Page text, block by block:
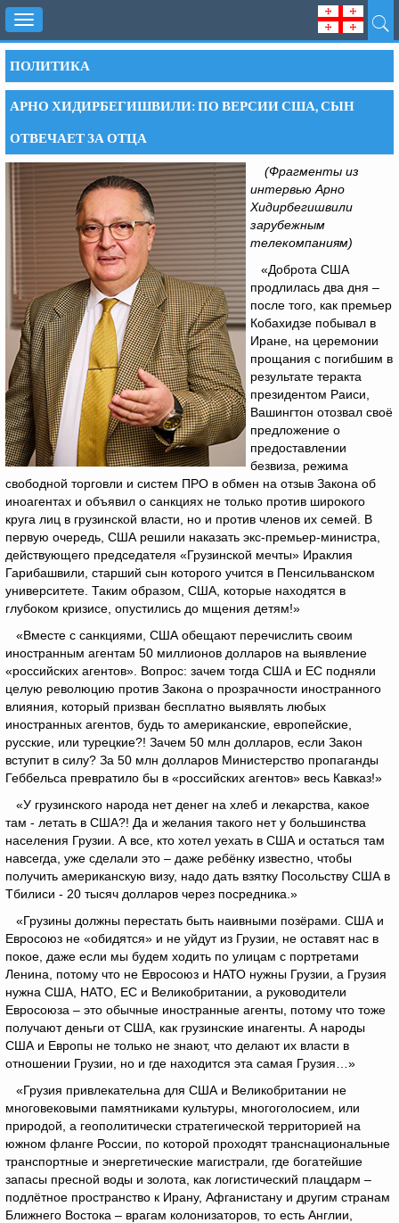
Toggle
navigation
ПОЛИТИКА
АРНО ХИДИРБЕГИШВИЛИ: ПО ВЕРСИИ США, СЫН
ОТВЕЧАЕТ ЗА ОТЦА
(Фрагменты из
интервью Арно
Хидирбегишвили
зарубежным
телекомпаниям)
«Доброта США
продлилась два дня –
после того, как премьер
Кобахидзе побывал в
Иране, на церемонии
прощания c погибшим в
результате теракта
президентом Раиси,
Вашингтон отозвал своё
предложение о
предоставлении
безвиза, режима
свободной торговли и систем ПРО в обмен на отзыв Закона об
иноагентах и объявил о санкциях не только против широкого
круга лиц в грузинской власти, но и против членов их семей. В
первую очередь, США решили наказать экс-премьер-министра,
действующего председателя «Грузинской мечты» Ираклия
Гарибашвили, старший сын которого учится в Пенсильванском
университете. Таким образом, США, которые находятся в
глубоком кризисе, опустились до мщения детям!»
«Вместе с санкциями, США обещают перечислить своим
иностранным агентам 50 миллионов долларов на выявление
«российских агентов». Вопрос: зачем тогда США и ЕС подняли
целую революцию против Закона о прозрачности иностранного
влияния, который призван бесплатно выявлять любых
иностранных агентов, будь то американские, европейские,
русские, или турецкие?! Зачем 50 млн долларов, если Закон
вступит в силу? За 50 млн долларов Министерство пропаганды
Геббельса превратило бы в «российских агентов» весь Кавказ!»
«У грузинского народа нет денег на хлеб и лекарства, какое
там - летать в США?! Да и желания такого нет у большинства
населения Грузии. А все, кто хотел уехать в США и остаться там
навсегда, уже сделали это – даже ребёнку известно, чтобы
получить американскую визу, надо дать взятку Посольству США в
Тбилиси - 20 тысяч долларов через посредника.»
«Грузины должны перестать быть наивными позёрами. США и
Евросоюз не «обидятся» и не уйдут из Грузии, не оставят нас в
покое, даже если мы будем ходить по улицам с портретами
Ленина, потому что не Евросоюз и НАТО нужны Грузии, а Грузия
нужна США, НАТО, ЕС и Великобритании, а руководители
Евросоюза – это обычные иностранные агенты, потому что тоже
получают деньги от США, как грузинские инагенты. А народы
США и Европы не только не знают, что делают их власти в
отношении Грузии, но и где находится эта самая Грузия…»
«Грузия привлекательна для США и Великобритании не
многовековыми памятниками культуры, многоголосием, или
природой, а геополитически стратегической территорией на
южном фланге России, по которой проходят транснациональные
транспортные и энергетические магистрали, где богатейшие
запасы пресной воды и золота, как логистический плацдарм –
подлётное пространство к Ирану, Афганистану и другим странам
Ближнего Востока – врагам колонизаторов, то есть Англии,